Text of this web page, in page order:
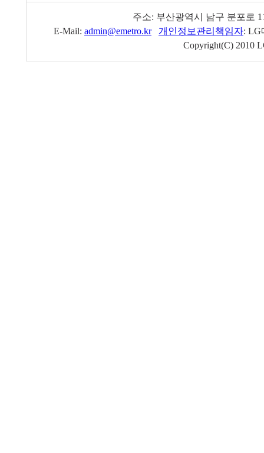
주소: 부산광역시 남구 분포로
E-Mail: admin@emetro.kr 개인정보관리책임자: LG
Copyright(C) 2010